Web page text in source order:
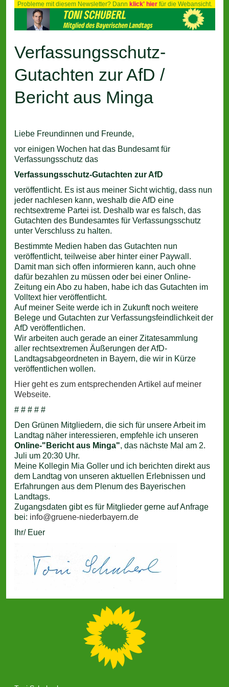
Probleme mit diesem Newsletter? Dann klick' hierfür die Webansicht.
Verfassungsschutz-
Gutachten zur AfD /
Bericht aus Minga
Liebe Freundinnen und Freunde,
vor einigen Wochen hat das Bundesamt für
Verfassungsschutz das
Verfassungsschutz-Gutachten zur AfD
veröffentlicht. Es ist aus meiner Sicht wichtig, dass nun
jeder nachlesen kann, weshalb die AfD eine
rechtsextreme Partei ist. Deshalb war es falsch, das
Gutachten des Bundesamtes für Verfassungsschutz
unter Verschluss zu halten.
Bestimmte Medien haben das Gutachten nun
veröffentlicht, teilweise aber hinter einer Paywall.
Damit man sich offen informieren kann, auch ohne
dafür bezahlen zu müssen oder bei einer Online-
Zeitung ein Abo zu haben, habe ich das Gutachten im
Volltext hier veröffentlicht.
Auf meiner Seite werde ich in Zukunft noch weitere
Belege und Gutachten zur Verfassungsfeindlichkeit der
AfD veröffentlichen.
Wir arbeiten auch gerade an einer Zitatesammlung
aller rechtsextremen Äußerungen der AfD-
Landtagsabgeordneten in Bayern, die wir in Kürze
veröffentlichen wollen.
Hier geht es zum entsprechenden Artikel auf meiner
Webseite.
# # # # #
Den Grünen Mitgliedern, die sich für unsere Arbeit im
Landtag näher interessieren, empfehle ich unseren
Online-"Bericht aus Minga", das nächste Mal am 2.
Juli um 20:30 Uhr.
Meine Kollegin Mia Goller und ich berichten direkt aus
dem Landtag von unseren aktuellen Erlebnissen und
Erfahrungen aus dem Plenum des Bayerischen
Landtags.
Zugangsdaten gibt es für Mitglieder gerne auf Anfrage
bei: info@gruene-niederbayern.de
Ihr/ Euer